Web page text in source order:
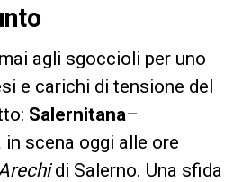
agli sgoccioli per uno
e carichi di tensione del
Salernitana–
in scena oggi alle ore
di Salerno. Una sfida